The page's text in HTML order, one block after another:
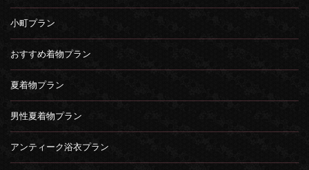
小町プラン
おすすめ着物プラン
夏着物プラン
男性夏着物プラン
アンティーク浴衣プラン